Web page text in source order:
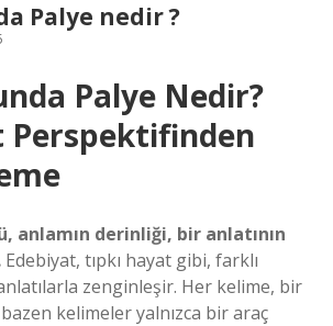
Palye nedir ?
Palye Nedir?
Perspektifinden
anlamın derinliği, bir anlatının
Edebiyat, tıpkı hayat gibi, farklı
anlatılarla zenginleşir. Her kelime, bir
kelimeler yalnızca bir araç